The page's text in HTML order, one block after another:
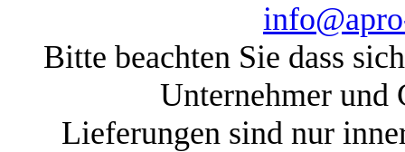
Bitte beachten Sie dass
Unternehmer und
Lieferungen sind nur